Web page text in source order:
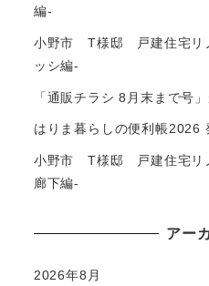
編-
小野市 T様邸 戸建住宅リ
ッシ編-
「通販チラシ 8月末まで号
はりま暮らしの便利帳
小野市 T様邸 戸建住宅リ
廊下編-
アー
2026年8月